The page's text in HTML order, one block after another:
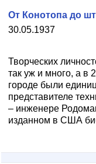
30.05.1937
От Конотопа до
Творческих
так уж и много, а в
городе были
представителе
– инженере
изданном в США